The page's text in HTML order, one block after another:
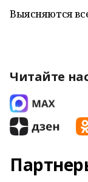
Выясняются
Читайте